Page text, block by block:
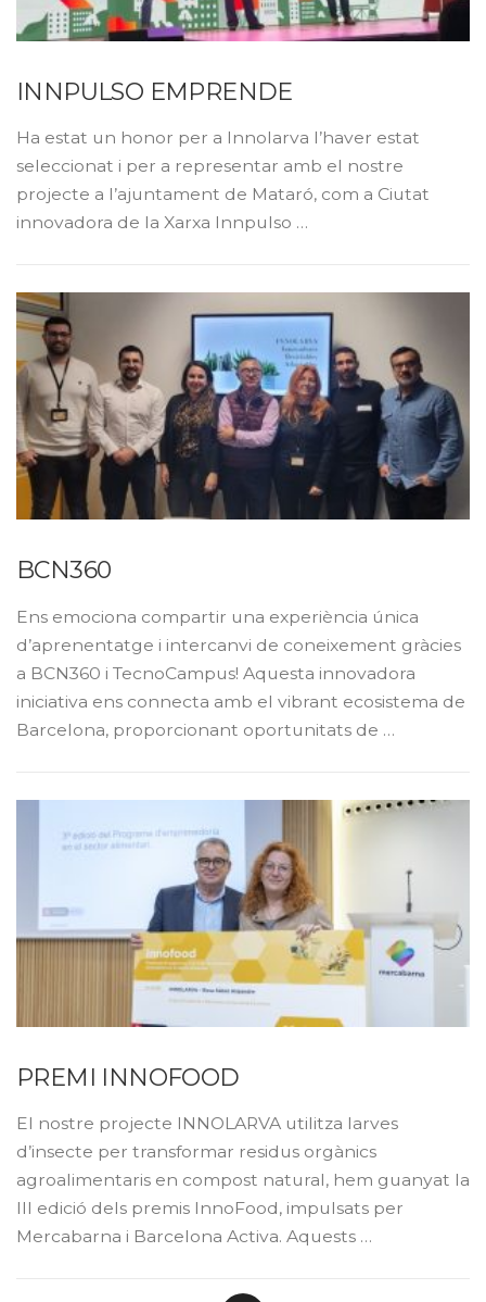
INNPULSO EMPRENDE
Ha estat un honor per a Innolarva l’haver estat
seleccionat i per a representar amb el nostre
projecte a l’ajuntament de Mataró, com a Ciutat
innovadora de la Xarxa Innpulso …
BCN360
Ens emociona compartir una experiència única
d’aprenentatge i intercanvi de coneixement gràcies
a BCN360 i TecnoCampus! Aquesta innovadora
iniciativa ens connecta amb el vibrant ecosistema de
Barcelona, proporcionant oportunitats de …
PREMI INNOFOOD
El nostre projecte INNOLARVA utilitza larves
d’insecte per transformar residus orgànics
agroalimentaris en compost natural, hem guanyat la
III edició dels premis InnoFood, impulsats per
Mercabarna i Barcelona Activa. Aquests …